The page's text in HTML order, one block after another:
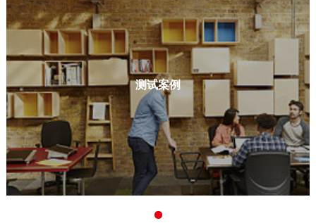
测试案例